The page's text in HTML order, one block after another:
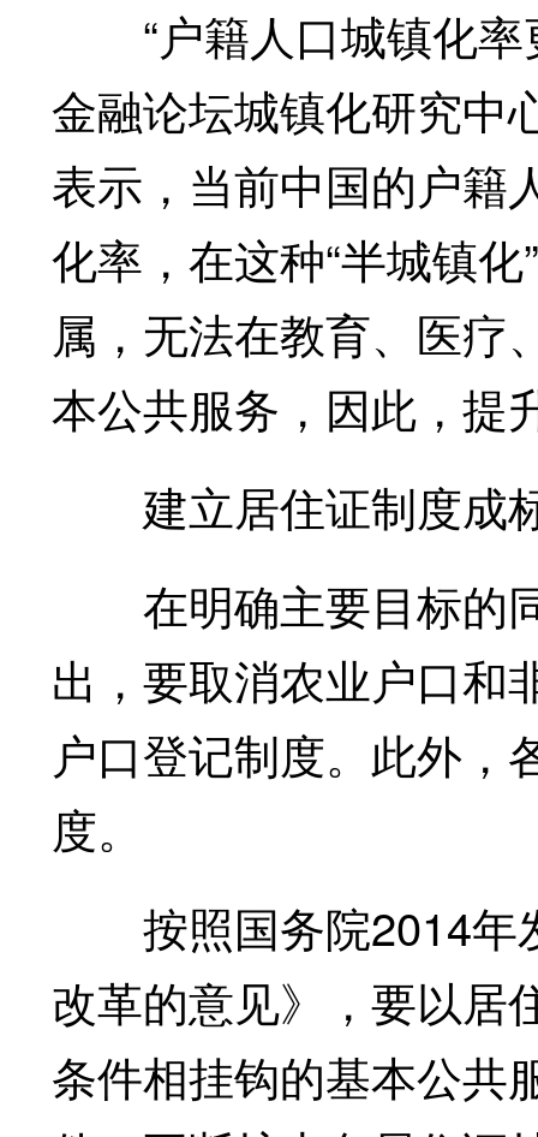
“户籍人口城镇化率
金融论坛城镇化研究中
表示，当前中国的户籍
化率，在这种“半城镇
属，无法在教育、医疗
本公共服务，因此，提
建立居住证制度成
在明确主要目标的
出，要取消农业户口和
户口登记制度。此外，
度。
按照国务院2014年
改革的意见》，要以居
条件相挂钩的基本公共